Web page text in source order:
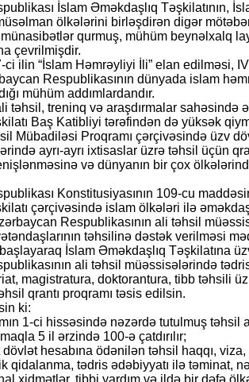
İslam Əməkdaşlıq Təşkilatının,
ölkələrini birləşdirən digər
münasibətlər qurmuş, mühüm beynəlxalq
çevrilmişdir.
ilin “İslam Həmrəyliyi İli” elan edilməsi,
Respublikasının dünyada islam
mühüm addımlardandır.
təhsil, treninq və araşdırmalar sahəsində
Baş Katibliyi tərəfindən də yüksək
Mübadiləsi Proqramı çərçivəsində üzv
ayrı-ayrı ixtisaslar üzrə təhsil üçün
və dünyanın bir çox
Konstitusiyasının 109-cu
çərçivəsində islam ölkələri ilə
Respublikasının ali təhsil
təhsilinə dəstək verilməsi
İslam Əməkdaşlıq Təşkilatına
ali təhsil müəssisələrində
magistratura, doktorantura, tibb təhsili
qrantı proqramı təsis edilsin.
ki:
1-ci hissəsində nəzərdə tutulmuş təhsil
5 il ərzində 100-ə çatdırılır;
hesabına ödənilən təhsil haqqı,
qidalanma, tədris ədəbiyyatı ilə təminat,
xidmətlər, tibbi yardım və ildə bir dəfə